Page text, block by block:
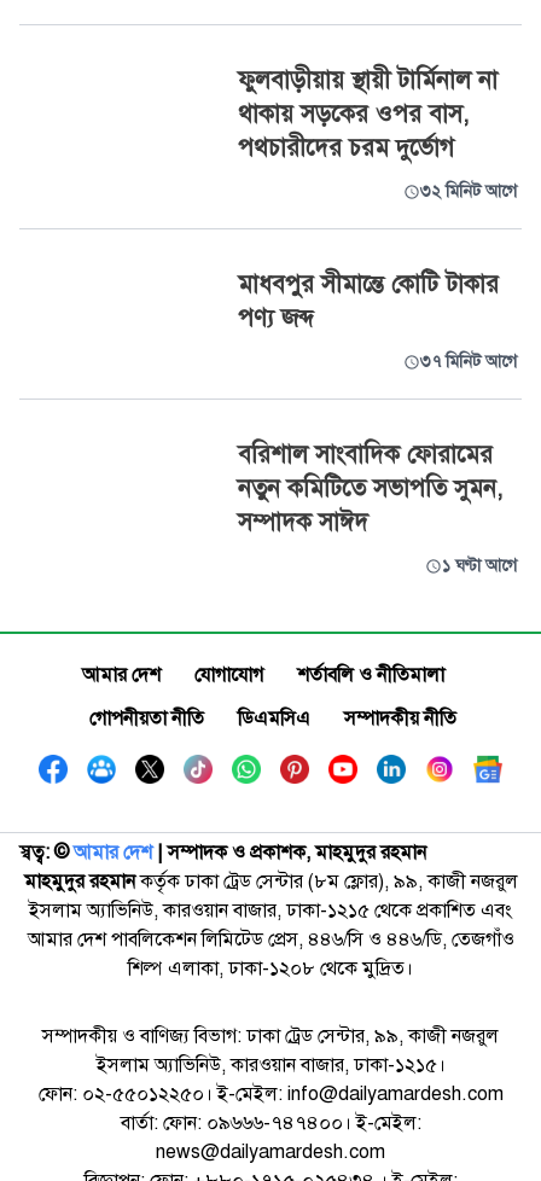
ফুলবাড়ীয়ায় স্থায়ী টার্মিনাল না
থাকায় সড়কের ওপর বাস,
পথচারীদের চরম দুর্ভোগ
৩২ মিনিট আগে
মাধবপুর সীমান্তে কোটি টাকার
পণ্য জব্দ
৩৭ মিনিট আগে
বরিশাল সাংবাদিক ফোরামের
নতুন কমিটিতে সভাপতি সুমন,
সম্পাদক সাঈদ
১ ঘণ্টা আগে
আমার দেশ যোগাযোগ
শর্তাবলি ও নীতিমালা
গোপনীয়তা নীতি
ডিএমসিএ সম্পাদকীয় নীতি
স্বত্ব: ©️আমার দেশ| সম্পাদক ও প্রকাশক, মাহমুদুর রহমান
মাহমুদুর রহমানকর্তৃক ঢাকা ট্রেড সেন্টার (৮ম ফ্লোর), ৯৯, কাজী নজরুল
ইসলাম অ্যাভিনিউ, কারওয়ান বাজার, ঢাকা-১২১৫ থেকে প্রকাশিত এবং
আমার দেশ পাবলিকেশন লিমিটেড প্রেস, ৪৪৬/সি ও ৪৪৬/ডি, তেজগাঁও
শিল্প এলাকা, ঢাকা-১২০৮ থেকে মুদ্রিত।
সম্পাদকীয় ও বাণিজ্য বিভাগ: ঢাকা ট্রেড সেন্টার, ৯৯, কাজী নজরুল
ইসলাম অ্যাভিনিউ, কারওয়ান বাজার, ঢাকা-১২১৫।
ফোন: ০২-৫৫০১২২৫০। ই-মেইল: info@dailyamardesh.com
বার্তা: ফোন: ০৯৬৬৬-৭৪৭৪০০। ই-মেইল:
news@dailyamardesh.com